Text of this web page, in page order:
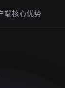
端核心优势